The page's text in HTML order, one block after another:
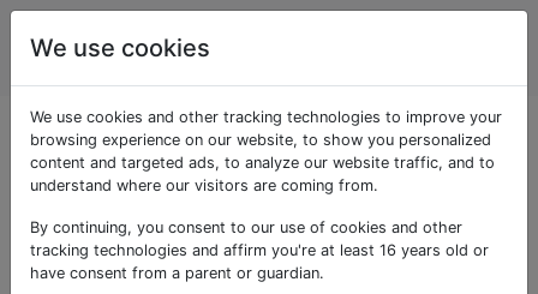
Amélioration
de l'habitat
Questions marquées
«metal-cutting»
5
Comment couper de façon
We use cookies
We use cookies and other tracking technologies to improve your
browsing experience on our website, to show you personalized
content and targeted ads, to analyze our website traffic, and to
understand where our visitors are coming from.
By continuing, you consent to our use of cookies and other
tracking technologies and affirm you're at least 16 years old or
have consent from a parent or guardian.